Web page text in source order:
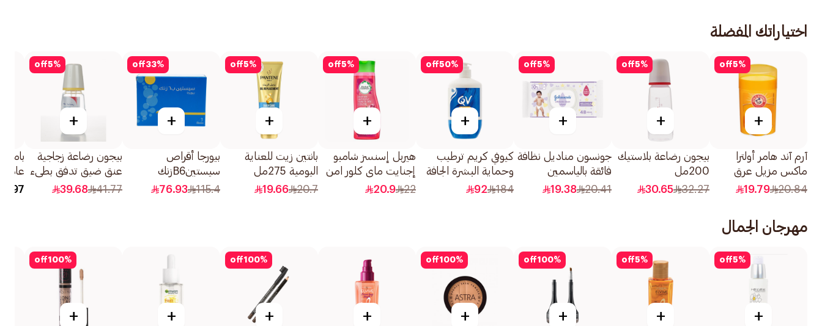
اختياراتك المفضلة
5%
off
+
آرم آند هامر أولترا
ماكس مزيل عرق
بالبرتقال 28جرام
20.84
19.79
5%
off
+
بيجون رضاعة بلاستيك
200مل
32.27
30.65
5%
off
+
جونسون مناديل نظافة
فائقة بالياسمين
48قطعة
20.41
19.38
50%
off
+
كيوفي كريم ترطيب
وحماية البشرة الجافة
من العوامل الخارجية
184
92
5%
off
+
هيربل إسنسز شامبو
إجنايت ماي كلور امن
للشعر المصبوغ 400مل
22
20.9
5%
off
+
بانتين زيت للعناية
اليومية 275مل
20.7
19.66
33%
off
+
بيورجا أقراص
سيستينB6زنك
120قرص
115.4
76.93
5%
off
+
بيجون رضاعة زجاجية
عنق ضيق تدفق بطيء
120مل
41.77
39.68 جداً 18+كيلو 1قطعة
مهرجان الجمال
5%
off
+
5%
off
+
100%
off
+
100%
off
+
+
100%
off
+
+
100%
off
+